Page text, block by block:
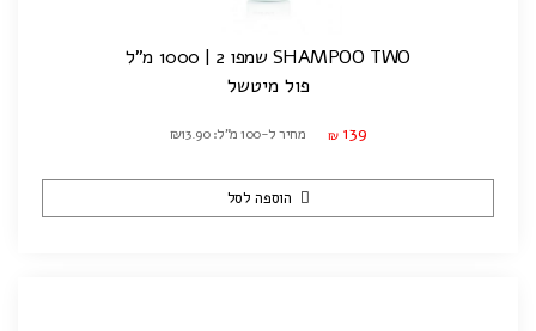
SHAMPOO TWO שמפו 2 | 1000 מ"ל
פול מיטשל
₪ 139 מחיר ל-100 מ"ל: ₪13.90
הוספה לסל